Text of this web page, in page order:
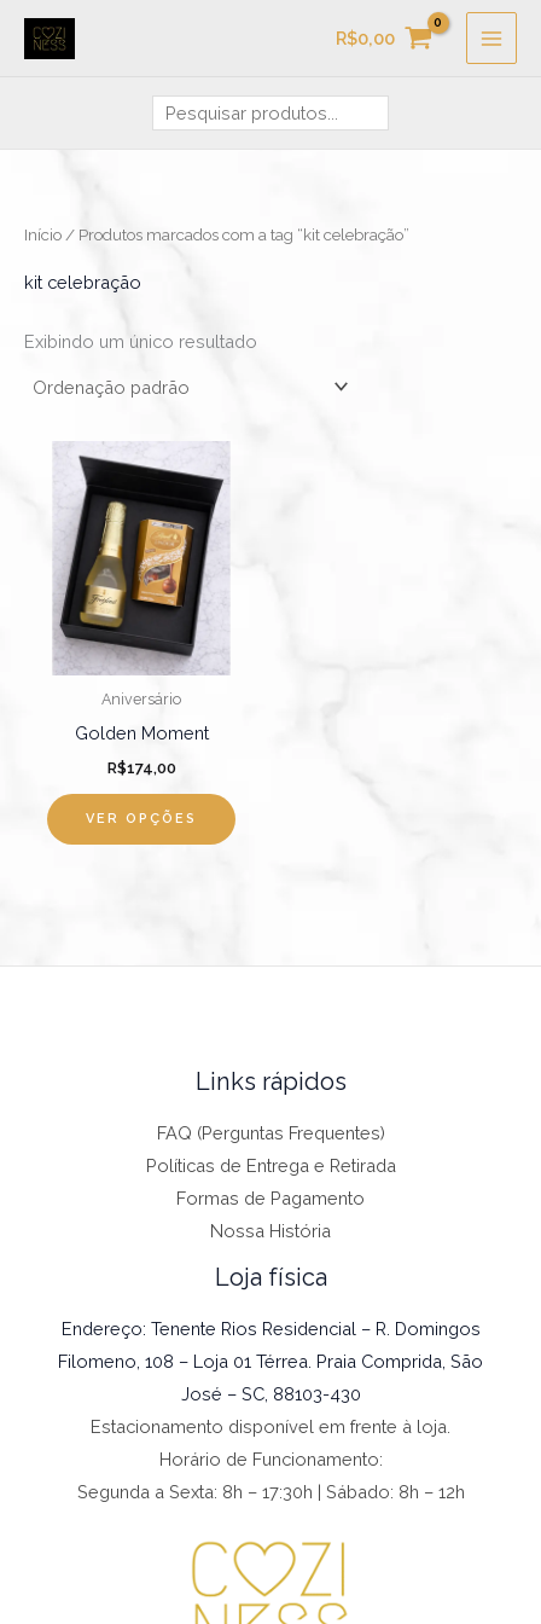
para
R$0,00
Início/ Produtos marcados com a tag “kit celebração”
kit celebração
Exibindo um único resultado
Aniversário
Golden Moment
R$174,00
VER OPÇÕES
Links rápidos
FAQ (Perguntas Frequentes)
Políticas de Entrega e Retirada
Formas de Pagamento
Nossa História
Loja física
Endereço: Tenente Rios Residencial – R. Domingos
Filomeno, 108 – Loja 01 Térrea. Praia Comprida, São
José – SC, 88103-430
Estacionamento disponível em frente à loja.
Horário de Funcionamento:
Segunda a Sexta: 8h – 17:30h | Sábado: 8h – 12h